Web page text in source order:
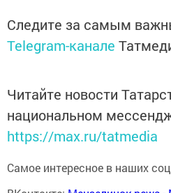
Следите за самым
Telegram-канале
Читайте новости
национальном
https://max.ru/tatmedia
Самое интересное в наших